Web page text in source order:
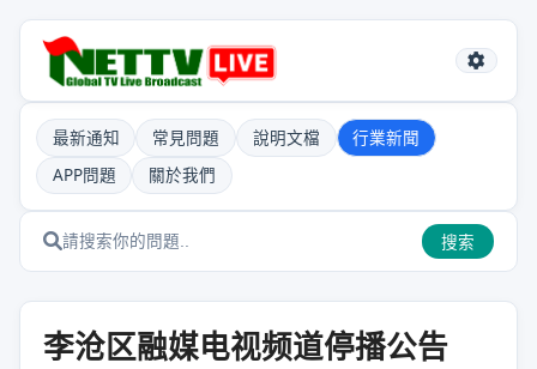
最新通知 常見問題 說明文檔
行業新聞
APP問題
關於我們
搜索
李沧区融媒电视频道停播公告